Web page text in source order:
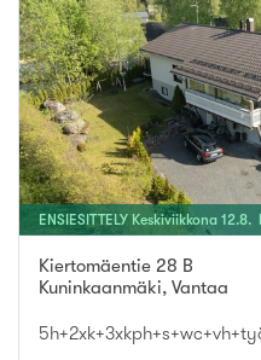
ENSIESITTELY Keskiviikkona 12.8.
Kiertomäentie 28 B
Kuninkaanmäki, Vantaa